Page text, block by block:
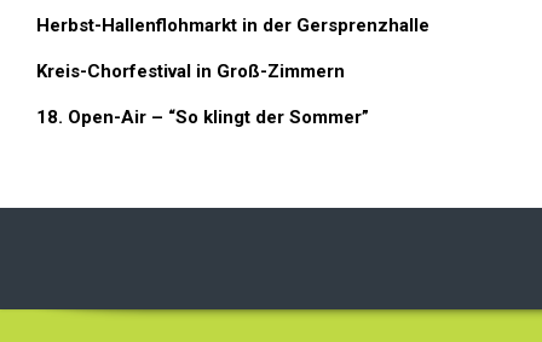
Herbst-Hallenflohmarkt in der Gersprenzhalle
Kreis-Chorfestival in Groß-Zimmern
18. Open-Air – “So klingt der Sommer”